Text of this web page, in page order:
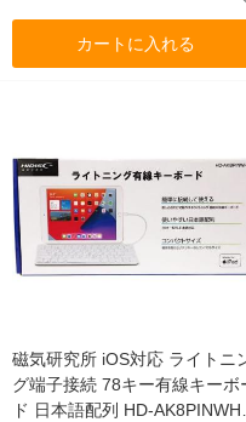
カートに入れる
磁気研究所 iOS対応 ライトニ
グ端子接続 78キー有線キーボ
ド 日本語配列 HD-AK8PINWH 1